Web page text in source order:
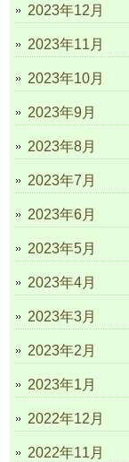
2023年12月
2023年11月
2023年10月
2023年9月
2023年8月
2023年7月
2023年6月
2023年5月
2023年4月
2023年3月
2023年2月
2023年1月
2022年12月
2022年11月